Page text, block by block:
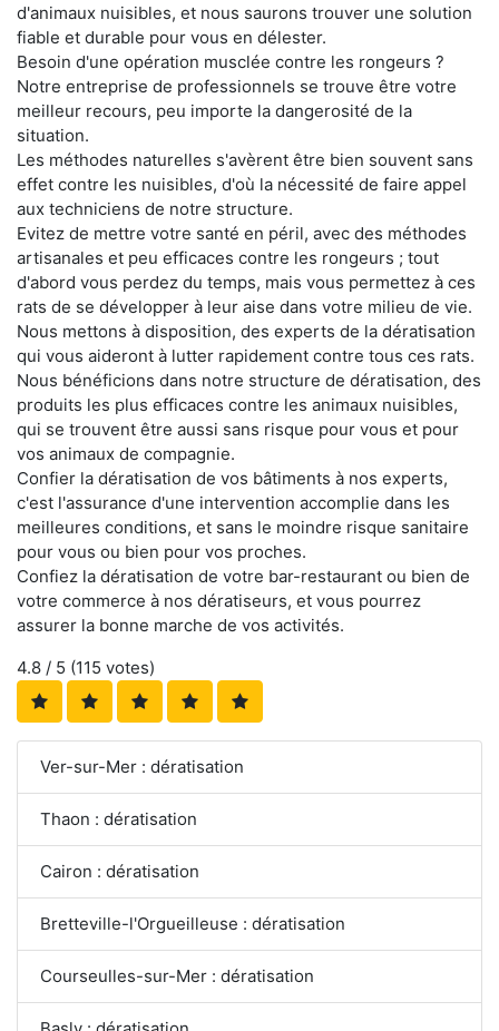
d'animaux nuisibles, et nous saurons trouver une solution
fiable et durable pour vous en délester.
Besoin d'une opération musclée contre les rongeurs ?
Notre entreprise de professionnels se trouve être votre
meilleur recours, peu importe la dangerosité de la
situation.
Les méthodes naturelles s'avèrent être bien souvent sans
effet contre les nuisibles, d'où la nécessité de faire appel
aux techniciens de notre structure.
Evitez de mettre votre santé en péril, avec des méthodes
artisanales et peu efficaces contre les rongeurs ; tout
d'abord vous perdez du temps, mais vous permettez à ces
rats de se développer à leur aise dans votre milieu de vie.
Nous mettons à disposition, des experts de la dératisation
qui vous aideront à lutter rapidement contre tous ces rats.
Nous bénéficions dans notre structure de dératisation, des
produits les plus efficaces contre les animaux nuisibles,
qui se trouvent être aussi sans risque pour vous et pour
vos animaux de compagnie.
Confier la dératisation de vos bâtiments à nos experts,
c'est l'assurance d'une intervention accomplie dans les
meilleures conditions, et sans le moindre risque sanitaire
pour vous ou bien pour vos proches.
Confiez la dératisation de votre bar-restaurant ou bien de
votre commerce à nos dératiseurs, et vous pourrez
assurer la bonne marche de vos activités.
4.8 / 5 (115 votes)
Ver-sur-Mer : dératisation
Thaon : dératisation
Cairon : dératisation
Bretteville-l'Orgueilleuse : dératisation
Courseulles-sur-Mer : dératisation